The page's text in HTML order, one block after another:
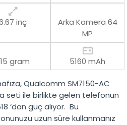
inç Arka Kamera 64
MP
gram 5160 mAh
Qualcomm SM7150-AC
seti ile birlikte gelen telefonun
‘dan güç alıyor. Bu
uzun süre kullanmanız